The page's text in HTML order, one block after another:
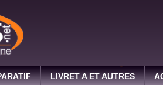
LIVRET A ET AUTRES